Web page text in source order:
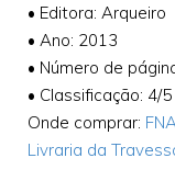
• Editora: Arqueiro
• Ano: 2013
• Número de
• Classificação: 4/
Onde comprar:
Livraria da